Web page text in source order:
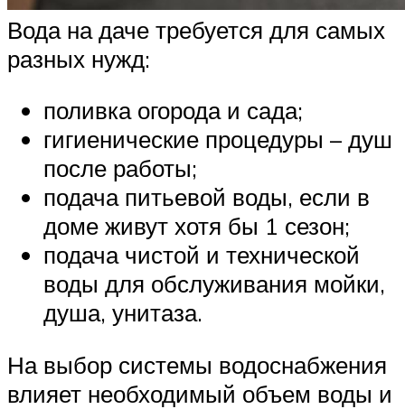
Вода на даче требуется для самых
разных нужд:
поливка огорода и сада;
гигиенические процедуры – душ
после работы;
подача питьевой воды, если в
доме живут хотя бы 1 сезон;
подача чистой и технической
воды для обслуживания мойки,
душа, унитаза.
На выбор системы водоснабжения
влияет необходимый объем воды и